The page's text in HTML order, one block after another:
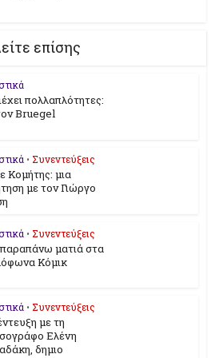
επίσης
πολλαπλότητες:
Bruegel
• Συνεντεύξεις
Κομήτης: μια
με τον Γιώργο
• Συνεντεύξεις
ματιά στα
Κόμικ
• Συνεντεύξεις
με τη
Ελένη
δημιο